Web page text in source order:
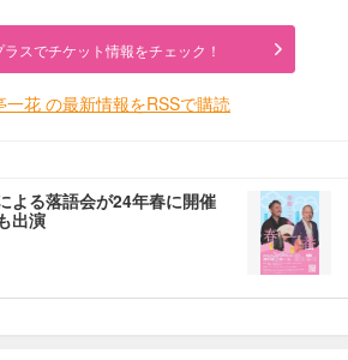
ラスでチケット情報をチェック！
一花 の最新情報をRSSで購読
よる落語会が24年春に開催
出演